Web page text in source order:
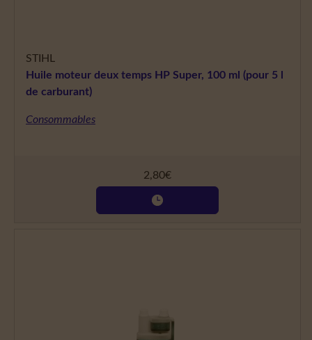
STIHL
Huile moteur deux temps HP Super, 100 ml (pour 5 l
de carburant)
Consommables
2,80€